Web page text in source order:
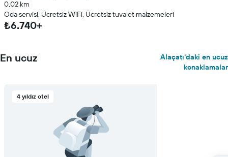
0,02 km
Oda servisi, Ücretsiz WiFi, Ücretsiz tuvalet malzemeleri
₺6.740+
En ucuz
Alaçatı'daki en ucuz
konaklamalar
4 yıldız otel